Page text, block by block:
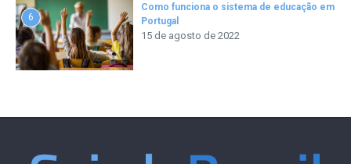
6
Como funciona o sistema de educação em
Portugal
15 de agosto de 2022